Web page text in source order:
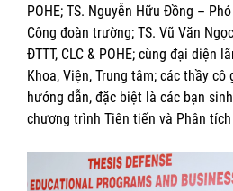
POHE; TS. Nguyễn Hữu Đồng –
Công đoàn trường; TS. Vũ Văn
ĐTTT, CLC & POHE; cùng đại diện
Khoa, Viện, Trung tâm; các thầy
hướng dẫn, đặc biệt là các bạn
chương trình Tiên tiến và Phân